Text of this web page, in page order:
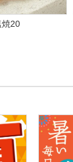
焼20